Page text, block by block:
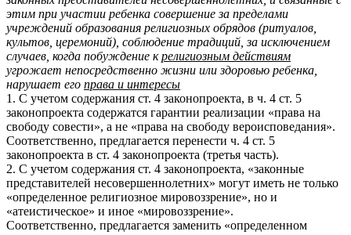
этим при участии ребенка совершение за пределами
учреждений образования религиозных обрядов (ритуалов,
культов, церемоний), соблюдение традиций, за исключением
случаев, когда побуждение крелигиозным действиям
угрожает непосредственно жизни или здоровью ребенка,
нарушает его права и интересы
1. С учетом содержания ст. 4 законопроекта, в ч. 4 ст. 5
законопроекта содержатся гарантии реализации «права на
свободу совести», а не «права на свободу вероисповедания».
Соответственно, предлагается перенести ч. 4 ст. 5
законопроекта в ст. 4 законопроекта (третья часть).
2. С учетом содержания ст. 4 законопроекта, «законные
представителей несовершеннолетних» могут иметь не только
«определенное религиозное мировоззрение», но и
«атеистическое» и иное «мировоззрение».
Соответственно, предлагается заменить «определенном